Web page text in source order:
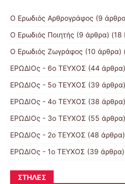
Ο Ερωδιός Αρθρογράφος (9
Ο Ερωδιός Ποιητής (9 άρθρα) (18
Ο Ερωδιός Ζωγράφος (10 άρθρα)
ΕΡΩΔΙΟς - 6ο ΤΕΥΧΟΣ (44
ΕΡΩΔΙΟς - 5ο ΤΕΥΧΟΣ (39
ΕΡΩΔΙΟς - 4ο ΤΕΥΧΟΣ (38
ΕΡΩΔΙΟς - 3ο ΤΕΥΧΟΣ (55
ΕΡΩΔΙΟς - 2ο ΤΕΥΧΟΣ (48
ΕΡΩΔΙΟς - 1ο ΤΕΥΧΟΣ (39
ΣΤΗΛΕΣ